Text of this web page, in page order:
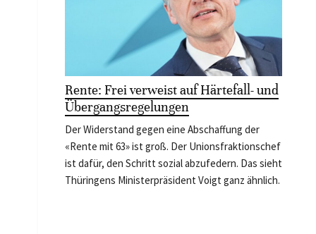
Rente: Frei verweist auf Härtefall- und
Übergangsregelungen
Der Widerstand gegen eine Abschaffung der
«Rente mit 63» ist groß. Der Unionsfraktionschef
ist dafür, den Schritt sozial abzufedern. Das sieht
Thüringens Ministerpräsident Voigt ganz ähnlich.